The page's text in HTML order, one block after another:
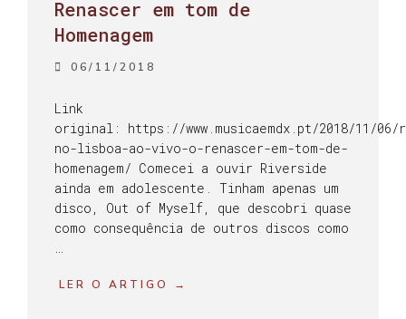
Renascer em tom de
Homenagem
06/11/2018
Link
original: https://www.musicaemdx.pt/2018/11/
no-lisboa-ao-vivo-o-renascer-em-tom-de-
homenagem/ Comecei a ouvir Riverside
ainda em adolescente. Tinham apenas um
disco, Out of Myself, que descobri quase
como consequência de outros discos como
…
LER O ARTIGO →